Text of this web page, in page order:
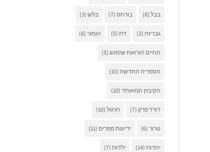
בבל (8) בורחס (7) בלש (3)
גבריות (3) דת (5) הומור (6)
החיים הוראות שימוש (5)
הספריה החדשה (10)
הקיבוץ המאוחד (10)
ז'ורז' פרק (7) חרגול (10)
טרור (6) ידיעות ספרים (11)
יהדות (14) ילדות (7)